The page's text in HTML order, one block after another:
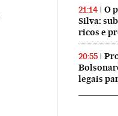
21:14
O
Silva:
ricos e
20:55
legais